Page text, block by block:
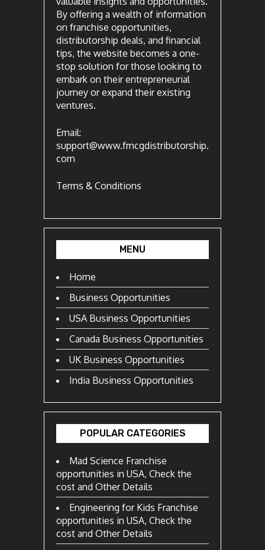
By offering a wealth of information
on franchise opportunities,
distributorship deals, and financial
tips, the website becomes a one-
stop solution for those looking to
embark on their entrepreneurial
journey or expand their existing
ventures.
Email:
support@www.fmcgdistributorship.
com
Terms & Conditions
MENU
Home
Business Opportunities
USA Business Opportunities
Canada Business Opportunities
UK Business Opportunities
India Business Opportunities
POPULAR CATEGORIES
Mad Science Franchise
opportunities in USA, Check the
cost and Other Details
Engineering for Kids Franchise
opportunities in USA, Check the
cost and Other Details